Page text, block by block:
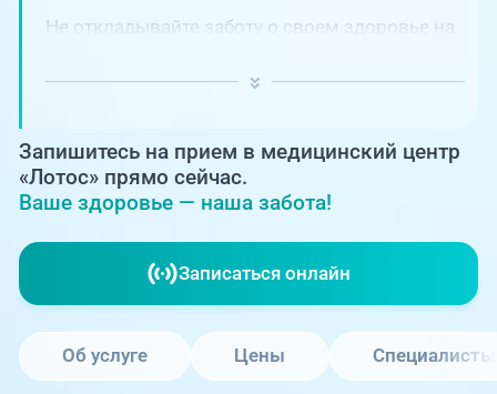
PreventAGE
+7 (351) 220-00-03
жителей Казахстана
Не откладывайте заботу о своем здоровье на
ключевую роль в поддержании вашего
Запишитесь на прием в медицинский центр
«Лотос» прямо сейчас.
Ваше здоровье — наша забота!
Записаться онлайн
Об услуге Цены Специалисты